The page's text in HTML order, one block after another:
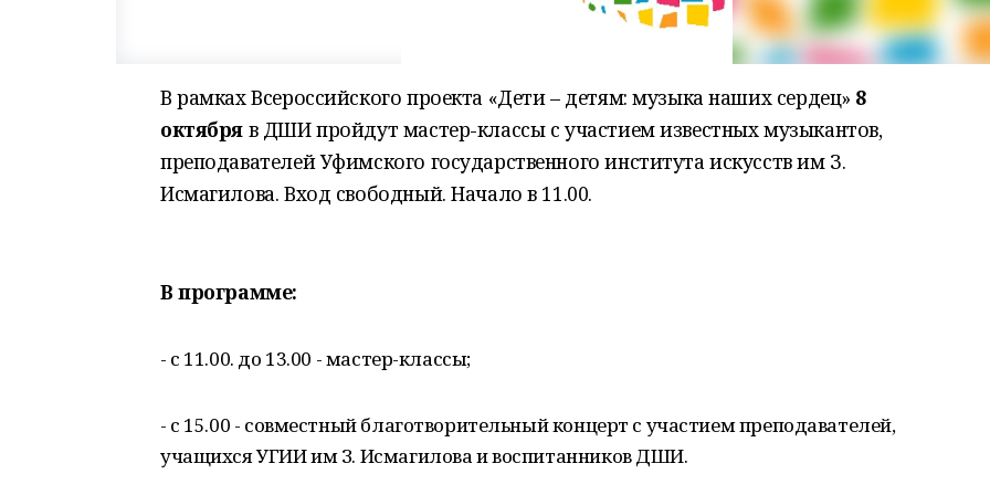
В рамках Всероссийского проекта «Дети – детям: музыка наших сердец» 8
октября в ДШИ пройдут мастер-классы с участием известных музыкантов,
преподавателей Уфимского государственного института искусств им З.
Исмагилова. Вход свободный. Начало в 11.00.
В программе:
- с 11.00. до 13.00 - мастер-классы;
- с 15.00 - совместный благотворительный концерт с участием преподавателей,
учащихся УГИИ им З. Исмагилова и воспитанников ДШИ.